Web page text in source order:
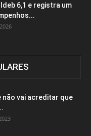
6,1 e registra um
não vai acreditar que